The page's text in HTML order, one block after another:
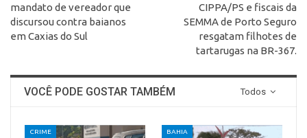
mandato de vereador que
discursou contra baianos
em Caxias do Sul
CIPPA/PS e fiscais da
SEMMA de Porto Seguro
resgatam filhotes de
tartarugas na BR-367.
Todos
VOCÊ PODE GOSTAR TAMBÉM
CRIME BAHIA